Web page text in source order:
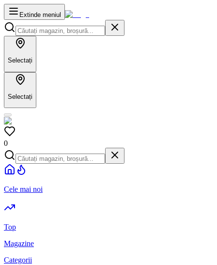
Extinde meniul
Selectați
Selectați
0
Cele mai noi
Top
Magazine
Categorii